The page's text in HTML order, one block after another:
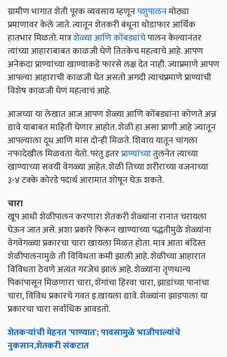
ग्रामीण भागात शेती पूरक व्यवसाय म्हणूनपशुपालनमोठ्या
प्रमाणावर केले जाते. त्यातून शेतकरी बंधूना थोडाफार आर्थिक
हातभार मिळतो. मात्रशेळ्या आणि कोंबड्यांचेपालन केल्यानंतर
त्यांच्या आहाराबाबत काळजी घेणे तितकेच महत्वाचे आहे. आपण
अनेकदा प्राण्यांच्या खाण्याकडे फारसे लक्ष देत नाही. ज्याप्रमाणे आपण
आपल्या आहाराची काळजी घेत असतो अगदी त्याचप्रमाणे प्राण्यांची
विशेष काळजी घेणं महत्वाचं आहे.
आजच्या या लेखात आज आपण शेळ्या आणि कोंबड्यांना कोणते अन्न
द्यावे याबाबत माहिती घेणार आहोत. शेळी हा असा प्राणी आहे ज्यातून
आपल्याला दूध आणि मांस दोन्ही मिळते. शिवाय यातून चांगला
नफादेखील मिळवता येतो. परंतु इतरप्राण्यांच्यातुलनेत त्याच्या
खाण्याच्या सवयी वेगळ्या आहेत. शेळी तिच्या शरीराच्या वजनाच्या
३-४ टक्के कोरडे पदार्थ आरामात शोषून घेऊ शकते.
चारा
खूप आधी शेळीपालन करणारा शेतकरी शेळ्यांना रानात चरायला
घेऊन जात असे. अशा प्रकारे फिरून खाण्याच्या पद्धतीमुळे शेळ्यांना
वेगवेगळ्या प्रकारचा चारा खायला मिळत होता. मात्र आता बंदिस्त
शेळीपालनामुळे ती विविधता कमी झाली आहे. शेळीच्या आहारात
विविधता ठेवणे अत्यंत गरजेचं झालं आहे. शेळ्यांना तृणधान्य
पिकांपासून मिळणारा चारा, शेंगांचा हिरवा चारा, झाडांच्या पानांचा
चारा, विविध प्रकारचे गवत इ.खायला द्यावे. शेळ्यांना झाडपाला या
प्रकारचा चारा सर्वाधिक आवडतो.
शेतकऱ्यांची मेहनत 'पाण्यात'; पावसामुळे भाजीपाल्यांचे
नुकसान,शेतकरी संकटात